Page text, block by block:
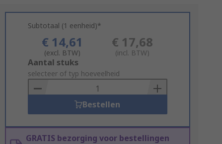
Subtotaal (1 eenheid)*
€ 14,61
(excl. BTW)
€ 17,68
(incl. BTW)
Add
to
Basket
Aantal stuks
selecteer of typ hoeveelheid
Bestellen
GRATIS bezorging voor bestellingen